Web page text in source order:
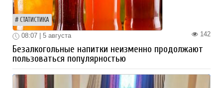
СТАТИСТИКА
142
08:07 | 5 августа
Безалкогольные напитки неизменно продолжают
пользоваться популярностью